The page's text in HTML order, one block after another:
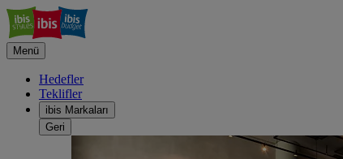
Menü
Hedefler
Teklifler
ibis Markaları
Geri